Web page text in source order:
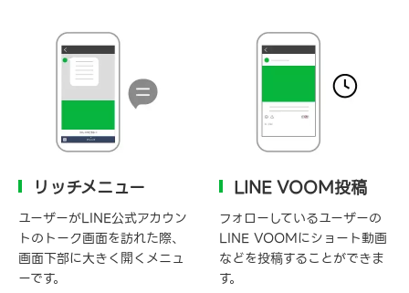
リッチメニュー
ユーザーがLINE公式アカウン
トのトーク画面を訪れた際、
画面下部に大きく開くメニュ
ーです。
LINE VOOM投稿
フォローしているユーザーの
LINE VOOMにショート動画
などを投稿することができま
す。